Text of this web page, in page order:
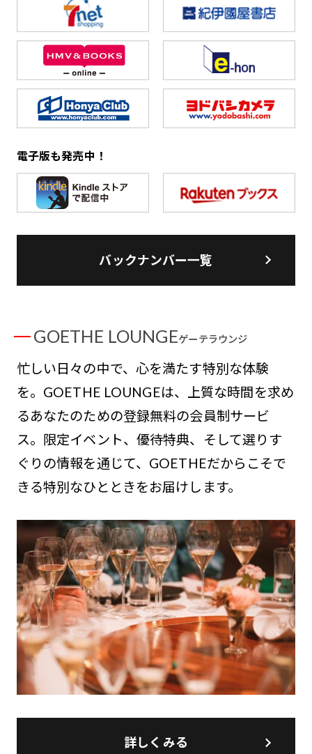
電子版も発売中！
バックナンバー一覧
GOETHE LOUNGEゲーテラウンジ
忙しい日々の中で、心を満たす特別な体験
を。GOETHE LOUNGEは、上質な時間を求め
るあなたのための登録無料の会員制サービ
ス。限定イベント、優待特典、そして選りす
ぐりの情報を通じて、GOETHEだからこそで
きる特別なひとときをお届けします。
詳しくみる